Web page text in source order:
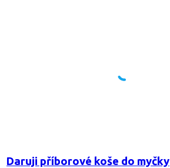
Daruji příborové koše do myčky